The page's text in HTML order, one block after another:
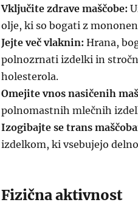
Vključite zdrave maščobe:
olje, ki so bogati z
Jejte več vlaknin: Hrana,
polnozrnati izdelki in
holesterola.
Omejite vnos nasičenih
polnomastnih mlečnih
Izogibajte se trans
izdelkom, ki vsebujejo
Fizična aktivnost